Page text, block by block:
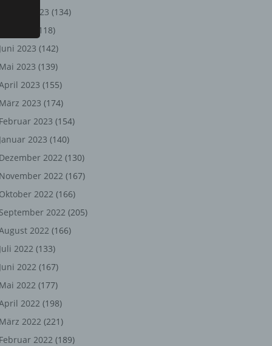
August 2023 (134)
(118)
Juni 2023 (142)
Mai 2023 (139)
2023 (155)
März 2023 (174)
Februar 2023 (154)
Januar 2023 (140)
Dezember 2022 (130)
November 2022 (167)
Oktober 2022 (166)
September 2022 (205)
2022 (166)
Juli 2022 (133)
Juni 2022 (167)
Mai 2022 (177)
2022 (198)
März 2022 (221)
Februar 2022 (189)
oder